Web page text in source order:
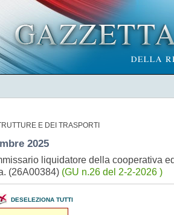
E DEI TRASPORTI
2025
liquidatore della cooperativa
(26A00384) (GU n.26 del 2-2-2026 )
DESELEZIONA TUTTI